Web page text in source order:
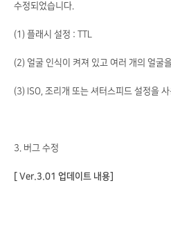
수정되었습니다.
(1) 플래시 설정 : TTL
(2) 얼굴 인식이 켜져 있고 여러 개의 얼굴
(3) ISO, 조리개 또는 셔터스피드 설정을
3. 버그 수정
[ Ver.3.01 업데이트 내용]